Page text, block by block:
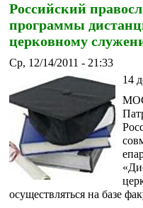
Российский
программы
церковному
Ср, 12/14/2011 - 21:33
14
осуществляться на базе